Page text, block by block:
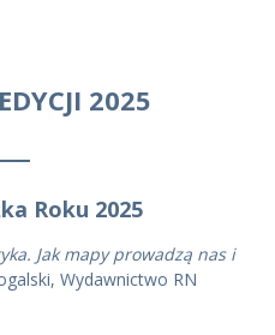
2025
Roku 2025
Jak mapy prowadzą nas i
Wydawnictwo RN